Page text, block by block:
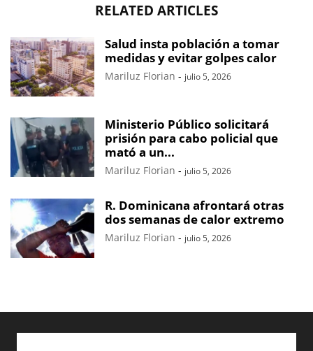
RELATED ARTICLES
Salud insta población a tomar
medidas y evitar golpes calor
Mariluz Florian - julio 5, 2026
Ministerio Público solicitará
prisión para cabo policial que
mató a un...
Mariluz Florian - julio 5, 2026
R. Dominicana afrontará otras
dos semanas de calor extremo
Mariluz Florian - julio 5, 2026